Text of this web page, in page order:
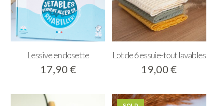
Lessive en dosette
17,90€
Lot de 6 essuie-tout lavables
19,00€